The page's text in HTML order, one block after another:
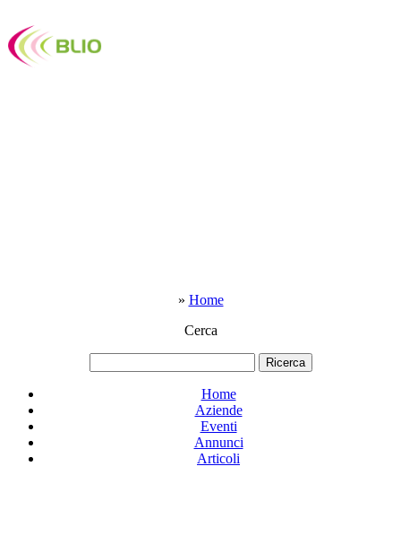
» Home
Cerca
Home
Aziende
Eventi
Annunci
Articoli